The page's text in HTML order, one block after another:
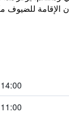
للضيوف
14:00
11:00